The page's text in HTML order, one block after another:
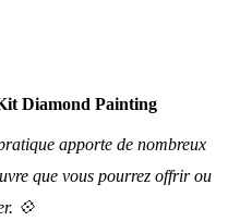
Diamond Painting
apporte de nombreux
que vous pourrez offrir ou
💠